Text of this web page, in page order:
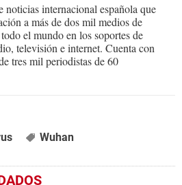
noticias internacional española que
a más de dos mil medios de
el mundo en los soportes de
televisión e internet. Cuenta con
tres mil periodistas de 60
Wuhan